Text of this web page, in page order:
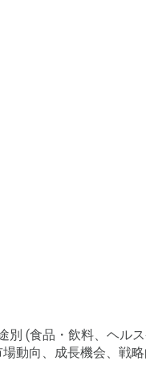
(食品・飲料、ヘル
動向、成長機会、戦